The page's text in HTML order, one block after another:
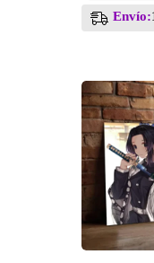
múltiples
se
pueden
elegir
en
página
de
producto
Envío: